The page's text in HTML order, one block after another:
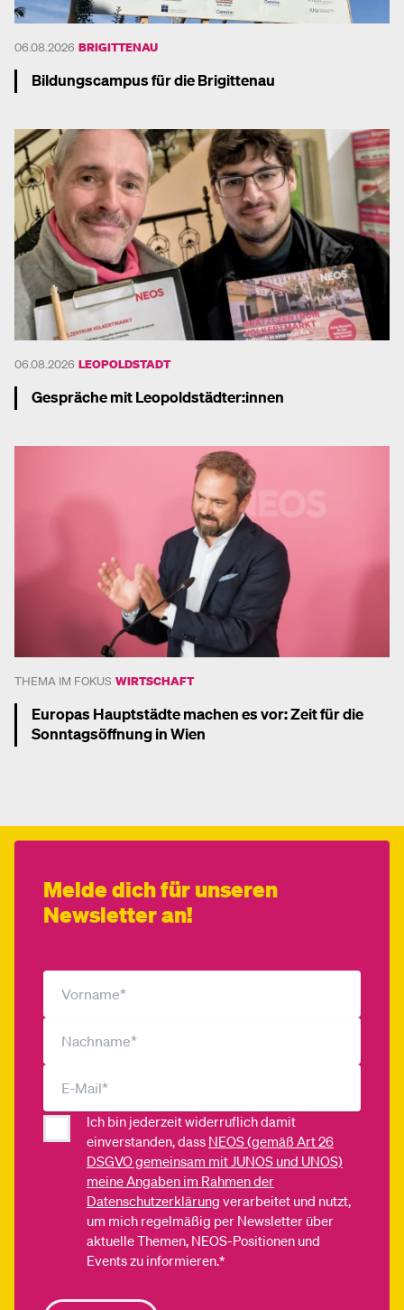
06.08.2026 BRIGITTENAU
Bildungscampus für die Brigittenau
06.08.2026 LEOPOLDSTADT
Gespräche mit Leopoldstädter:innen
THEMA IM FOKUS WIRTSCHAFT
Europas Hauptstädte machen es vor: Zeit für die
Sonntagsöffnung in Wien
Melde dich für unseren
Newsletter an!
Ich bin jederzeit widerruflich damit
einverstanden, dass NEOS (gemäß Art 26
DSGVO gemeinsam mit JUNOS und UNOS)
meine Angaben im Rahmen der
Datenschutzerklärung verarbeitet und nutzt,
um mich regelmäßig per Newsletter über
aktuelle Themen, NEOS-Positionen und
Events zu informieren.*